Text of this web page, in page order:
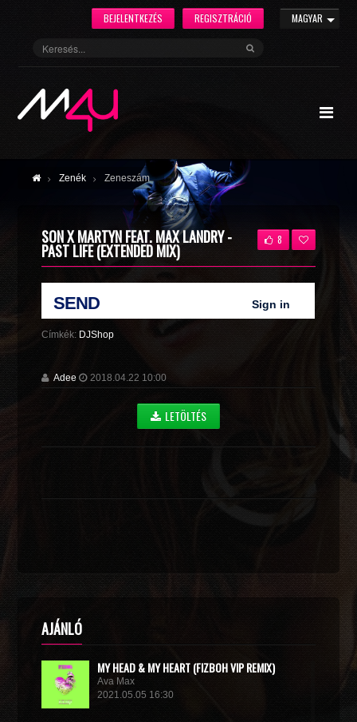
MAGYAR
REGISZTRÁCIÓ
BEJELENTKEZÉS
Zenék Zeneszám
SON X MARTYN FEAT. MAX LANDRY -
PAST LIFE (EXTENDED MIX)
8
Címkék: DJShop
Adee 2018.04.22 10:00
LETÖLTÉS
AJÁNLÓ
MY HEAD & MY HEART (FIZBOH VIP REMIX)
Ava Max
2021.05.05 16:30